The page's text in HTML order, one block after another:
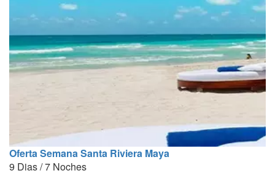
Oferta Semana Santa Riviera Maya
9 Dias / 7 Noches